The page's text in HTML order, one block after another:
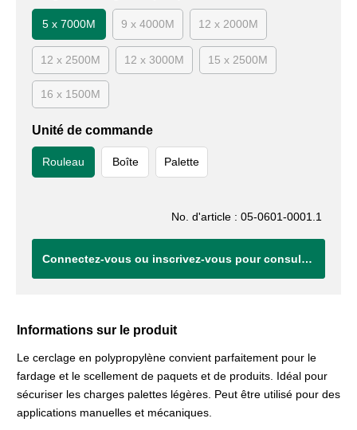
5 x 7000M 9 x 4000M 12 x 2000M
12 x 2500M 12 x 3000M 15 x 2500M
16 x 1500M
Unité de commande
Rouleau Boîte Palette
No. d'article : 05-0601-0001.1
Connectez-vous ou inscrivez-vous pour consulter vos tarifs.
Informations sur le produit
Le cerclage en polypropylène convient parfaitement pour le
fardage et le scellement de paquets et de produits. Idéal pour
sécuriser les charges palettes légères. Peut être utilisé pour des
applications manuelles et mécaniques.